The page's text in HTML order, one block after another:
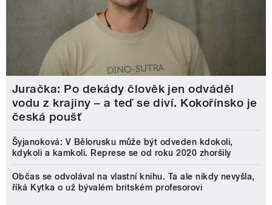
Juračka: Po dekády člověk jen odváděl
vodu z krajiny – a teď se diví. Kokořínsko je
česká poušť
Šyjanoková: V Bělorusku může být odveden kdokoli,
kdykoli a kamkoli. Represe se od roku 2020 zhoršily
Občas se odvolával na vlastní knihu. Ta ale nikdy nevyšla,
říká Kytka o už bývalém britském profesorovi